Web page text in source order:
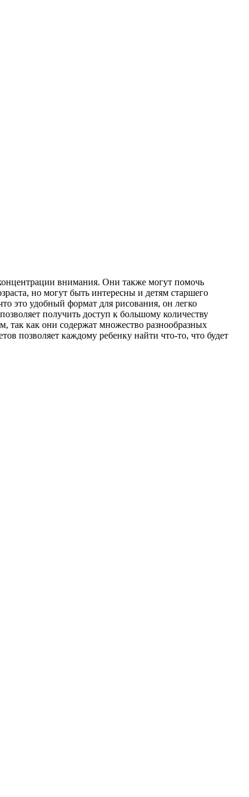
внимания. Они также могут помочь
но могут быть интересны и детям старшего
это удобный формат для рисования, он легко
получить доступ к большому количеству
так как они содержат множество разнообразных
позволяет каждому ребенку найти что-то, что будет